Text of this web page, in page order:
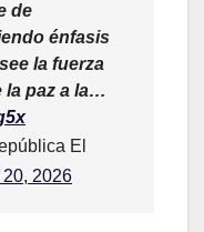
de
énfasis
la fuerza
la paz a la…
El
20, 2026